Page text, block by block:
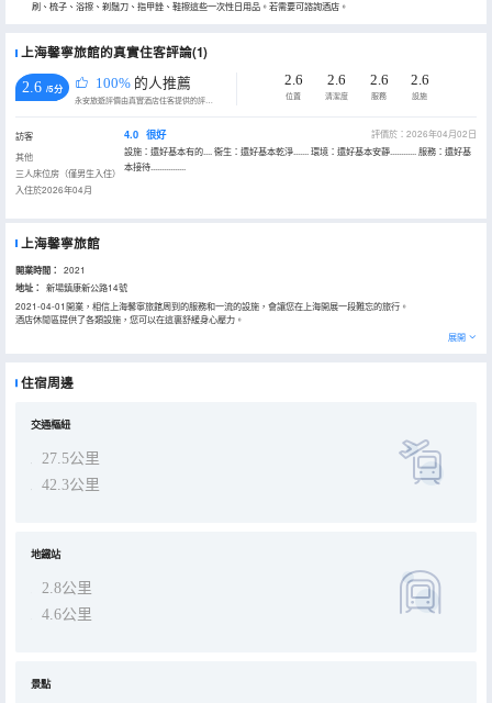
刷、梳子、浴擦、剃鬚刀、指甲銼、鞋擦這些一次性日用品。若需要可諮詢酒店。
上海馨寧旅館的真實住客評論(1)
2.6 /5分 100% 的人推薦
永安旅遊評價由真實酒店住客提供的評價。
2.6
位置
2.6
清潔度
2.6
服務
2.6
設施
訪客
其他
三人床位房（僅男生入住）
入住於2026年04月
4.0 很好
評價於：2026年04月02日
設施：還好基本有的.... 衞生：還好基本乾淨....... 環境：還好基本安靜............ 服務：還好基
本接待................
上海馨寧旅館
開業時間： 2021
地址：
新場鎮康新公路14號
2021-04-01開業，相信上海馨寧旅館周到的服務和一流的設施，會讓您在上海開展一段難忘的旅行。
酒店休閒區提供了各類設施，您可以在這裏舒緩身心壓力。
展開
住宿周邊
交通樞紐
27.5公里
42.3公里
地鐵站
2.8公里
4.6公里
景點